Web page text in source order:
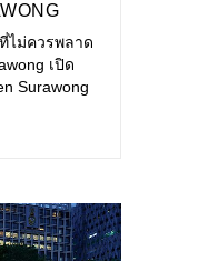
ไม่ควรพลาด
เปิด
Surawong
รณ์การพักผ่อน